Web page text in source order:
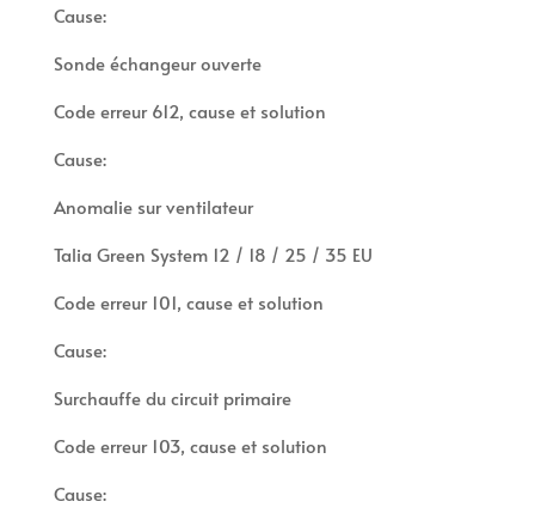
Cause:
Sonde échangeur ouverte
Code erreur 612, cause et solution
Cause:
Anomalie sur ventilateur
Talia Green System 12 / 18 / 25 / 35 EU
Code erreur 101, cause et solution
Cause:
Surchauffe du circuit primaire
Code erreur 103, cause et solution
Cause: